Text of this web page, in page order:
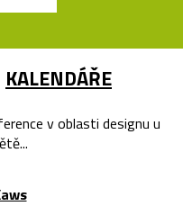
KALENDÁŘE
v oblasti designu u